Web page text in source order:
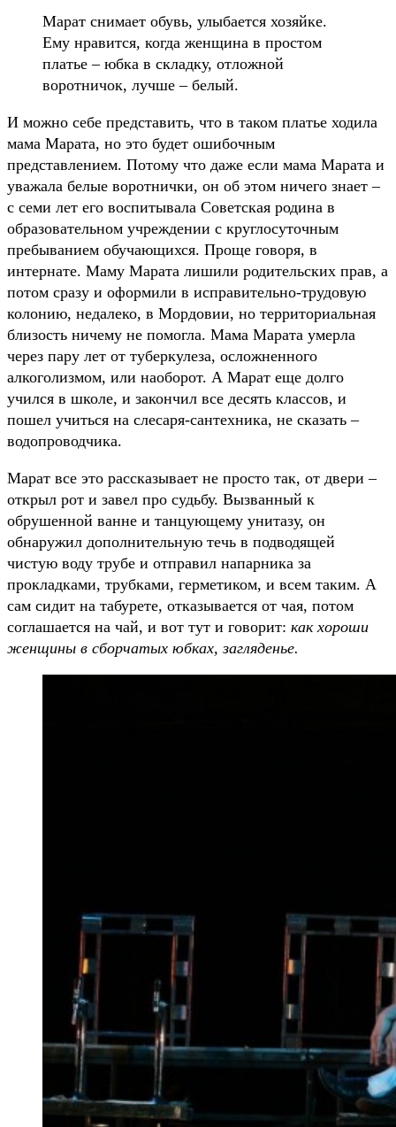
Марат снимает обувь, улыбается хозяйке.
Ему нравится, когда женщина в простом
платье – юбка в складку, отложной
воротничок, лучше – белый.
И можно себе представить, что в таком платье ходила
мама Марата, но это будет ошибочным
представлением. Потому что даже если мама Марата и
уважала белые воротнички, он об этом ничего знает –
с семи лет его воспитывала Советская родина в
образовательном учреждении с круглосуточным
пребыванием обучающихся. Проще говоря, в
интернате. Маму Марата лишили родительских прав, а
потом сразу и оформили в исправительно-трудовую
колонию, недалеко, в Мордовии, но территориальная
близость ничему не помогла. Мама Марата умерла
через пару лет от туберкулеза, осложненного
алкоголизмом, или наоборот. А Марат еще долго
учился в школе, и закончил все десять классов, и
пошел учиться на слесаря-сантехника, не сказать –
водопроводчика.
Марат все это рассказывает не просто так, от двери –
открыл рот и завел про судьбу. Вызванный к
обрушенной ванне и танцующему унитазу, он
обнаружил дополнительную течь в подводящей
чистую воду трубе и отправил напарника за
прокладками, трубками, герметиком, и всем таким. А
сам сидит на табурете, отказывается от чая, потом
соглашается на чай, и вот тут и говорит: как хороши
женщины в сборчатых юбках, загляденье.